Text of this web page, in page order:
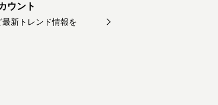
ウント
新トレンド情報を